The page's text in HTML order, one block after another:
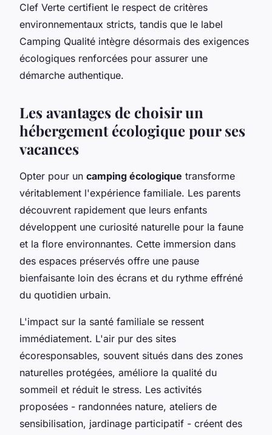
Clef Verte certifient le respect de critères
environnementaux stricts, tandis que le label
Camping Qualité intègre désormais des exigences
écologiques renforcées pour assurer une
démarche authentique.
Les avantages de choisir un
hébergement écologique pour ses
vacances
Opter pour un camping écologique transforme
véritablement l'expérience familiale. Les parents
découvrent rapidement que leurs enfants
développent une curiosité naturelle pour la faune
et la flore environnantes. Cette immersion dans
des espaces préservés offre une pause
bienfaisante loin des écrans et du rythme effréné
du quotidien urbain.
L'impact sur la santé familiale se ressent
immédiatement. L'air pur des sites
écoresponsables, souvent situés dans des zones
naturelles protégées, améliore la qualité du
sommeil et réduit le stress. Les activités
proposées - randonnées nature, ateliers de
sensibilisation, jardinage participatif - créent des